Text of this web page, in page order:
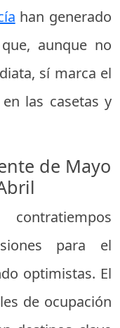
han generado
aunque no
sí marca el
las casetas y
de Mayo
para el
optimistas. El
de ocupación